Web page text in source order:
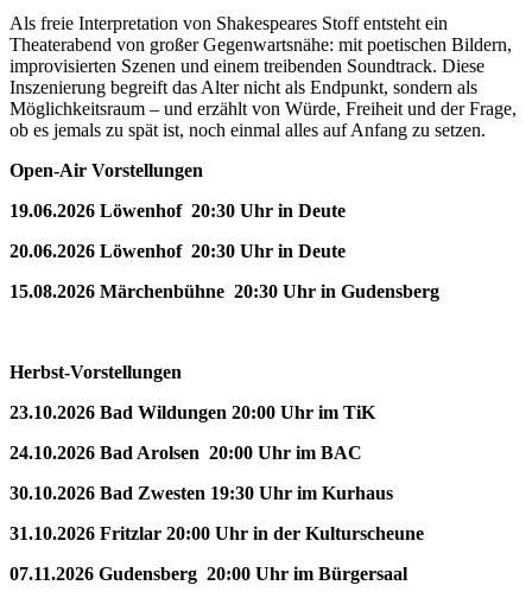
Als freie Interpretation von Shakespeares Stoff entsteht ein
Theaterabend von großer Gegenwartsnähe: mit poetischen Bildern,
improvisierten Szenen und einem treibenden Soundtrack. Diese
Inszenierung begreift das Alter nicht als Endpunkt, sondern als
Möglichkeitsraum – und erzählt von Würde, Freiheit und der Frage,
ob es jemals zu spät ist, noch einmal alles auf Anfang zu setzen.
Open-Air Vorstellungen
19.06.2026 Löwenhof 20:30 Uhr in Deute
20.06.2026 Löwenhof 20:30 Uhr in Deute
15.08.2026 Märchenbühne 20:30 Uhr in Gudensberg
Herbst-Vorstellungen
23.10.2026 Bad Wildungen 20:00 Uhr im TiK
24.10.2026 Bad Arolsen 20:00 Uhr im BAC
30.10.2026 Bad Zwesten 19:30 Uhr im Kurhaus
31.10.2026 Fritzlar 20:00 Uhr in der Kulturscheune
07.11.2026 Gudensberg 20:00 Uhr im Bürgersaal